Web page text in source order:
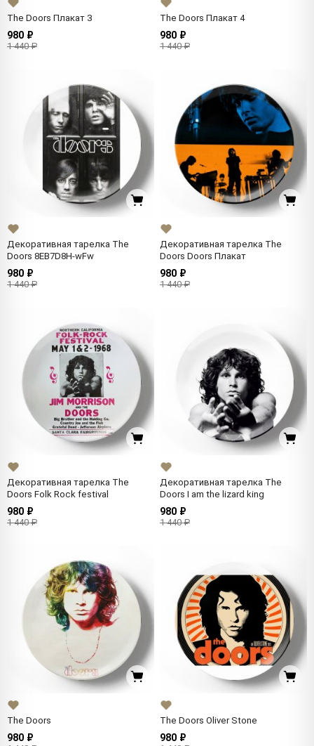
The Doors Плакат 3
980 ₽
1 440 ₽
The Doors Плакат 4
980 ₽
1 440 ₽
Декоративная тарелка The
Doors 8EB7D8H-wFw
980 ₽
1 440 ₽
Декоративная тарелка The
Doors Doors Плакат
980 ₽
1 440 ₽
Декоративная тарелка The
Doors Folk Rock festival
980 ₽
1 440 ₽
Декоративная тарелка The
Doors I am the lizard king
980 ₽
1 440 ₽
The Doors
980 ₽
The Doors Oliver Stone
980 ₽